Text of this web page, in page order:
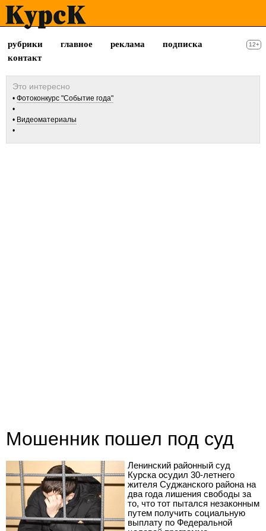
рубрики главное реклама
подписка
контакт
12+
Фотоконкурс "Событие года"
Видеоматериалы
Мошенник пошел под суд
Ленинский районный суд
Курска осудил 30-летнего
жителя Суджанского района на
два года лишения свободы за
то, что тот пытался незаконным
путем получить социальную
выплату по Федеральной